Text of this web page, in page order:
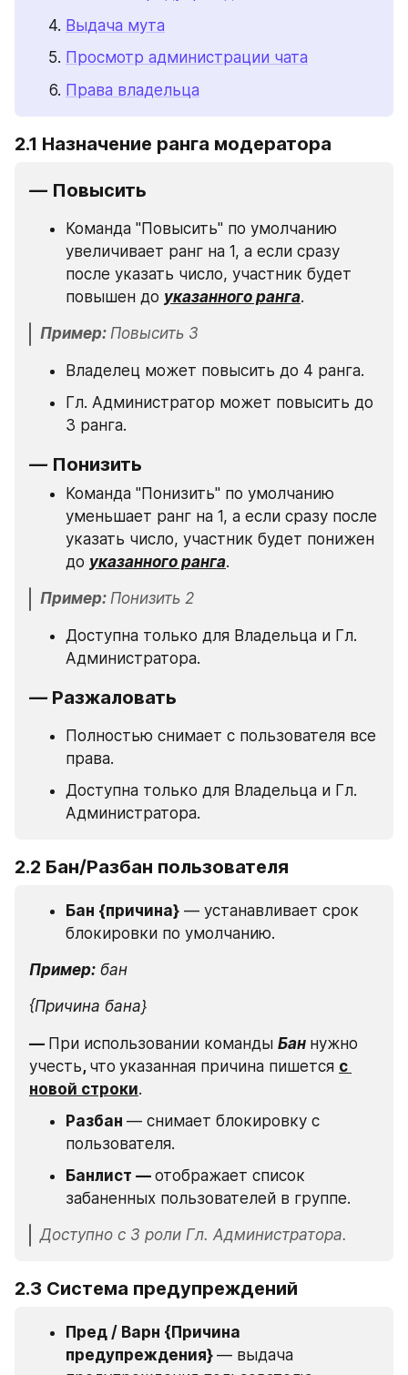
Выдача мута
Просмотр администрации чата
Права владельца
2.1 Назначение ранга модератора
— Повысить
Команда "Повысить" по умолчанию
увеличивает ранг на 1, а если сразу
после указать число, участник будет
повышен до указанного ранга.
Пример: Повысить 3
Владелец может повысить до 4 ранга.
Гл. Администратор может повысить до
3 ранга.
— Понизить
Команда "Понизить" по умолчанию
уменьшает ранг на 1, а если сразу после
указать число, участник будет понижен
до указанного ранга.
Пример: Понизить 2
Доступна только для Владельца и Гл.
Администратора.
— Разжаловать
Полностью снимает с пользователя все
права.
Доступна только для Владельца и Гл.
Администратора.
2.2 Бан/Разбан пользователя
Бан {причина} — устанавливает срок
блокировки по умолчанию.
Пример: бан
{Причина бана}
— При использовании команды Бан нужно
учесть, что указанная причина пишется с
новой строки.
Разбан — снимает блокировку с
пользователя.
Банлист — отображает список
забаненных пользователей в группе.
Доступно с 3 роли Гл. Администратора.
2.3 Система предупреждений
Пред / Варн {Причина
предупреждения} — выдача